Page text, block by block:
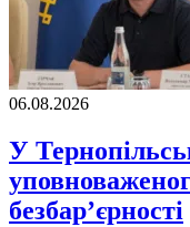
06.08.2026
У
безбар’єрності